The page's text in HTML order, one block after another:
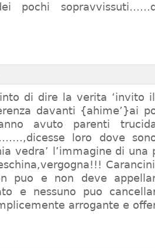
pochi
di dire la verita ‘invito
davanti {ahime’}ai
avuto parenti
loro dove
vedra’ l’immagine di una
puo e non deve
e nessuno puo
arrogante e